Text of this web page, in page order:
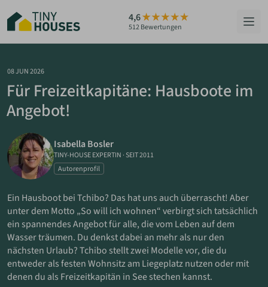
Hauptinhalt
springen
4,6
512 Bewertungen
HÄUSER
BERATUNG
RATGEBER
ÜBER UNS
ZUM HAUS-FINDER
PARTNER WERDEN
08 JUN 2026
Für Freizeitkapitäne: Hausboote im
Angebot!
Isabella Bosler
TINY-HOUSE EXPERTIN · SEIT 2011
Autorenprofil
Ein Hausboot bei Tchibo? Das hat uns auch überrascht! Aber
unter dem Motto „So will ich wohnen“ verbirgt sich tatsächlich
ein spannendes Angebot für alle, die vom Leben auf dem
Wasser träumen. Du denkst dabei an mehr als nur den
nächsten Urlaub? Tchibo stellt zwei Modelle vor, die du
entweder als festen Wohnsitz am Liegeplatz nutzen oder mit
denen du als Freizeitkapitän in See stechen kannst.